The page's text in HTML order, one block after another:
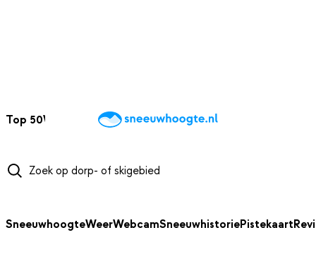
Top 50Webcams WintersportweerKaarten
SneeuwhoogteWeerWebcamSneeuwhistoriePistekaart